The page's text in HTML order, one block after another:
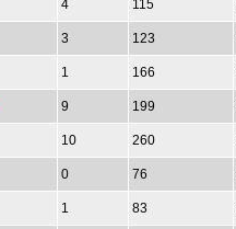
4 115
3 123
1 166
9 199
10 260
0 76
1 83